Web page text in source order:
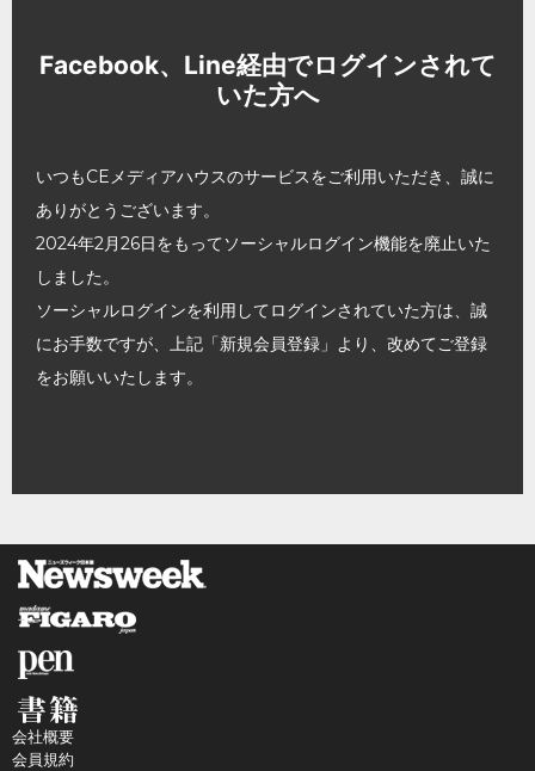
Facebook、Line経由でログインされて
いた方へ
いつもCEメディアハウスのサービスをご利用いただき、誠に
ありがとうございます。
2024年2月26日をもってソーシャルログイン機能を廃止いた
しました。
ソーシャルログインを利用してログインされていた方は、誠
にお手数ですが、上記「新規会員登録」より、改めてご登録
をお願いいたします。
会社概要
会員規約